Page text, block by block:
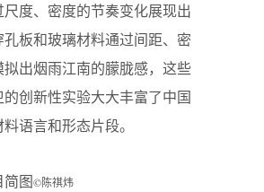
度、密度的节奏变化展现出
板和玻璃材料通过间距、密
出烟雨江南的朦胧感，这些
创新性实验大大丰富了中国
语言和形态片段。
图©陈祺炜